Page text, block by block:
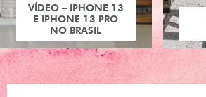
VÍDEO – IPHONE 13
E IPHONE 13 PRO
NO BRASIL